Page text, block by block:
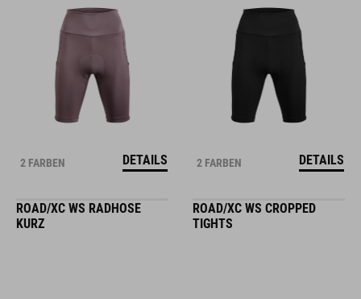
2 FARBEN DETAILS 2 FARBEN DETAILS
ROAD/XC WS RADHOSE
KURZ
ROAD/XC WS CROPPED
TIGHTS